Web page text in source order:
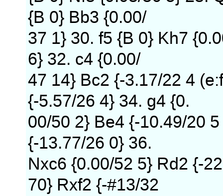
{B 0} Bb3 {0.00/
37 1} 30. f5 {B 0} Kh7
6} 32. c4 {0.00/
47 14} Bc2 {-3.17/22 4
{-5.57/26 4} 34. g4 {0.
00/50 2} Be4 {-10.49/20
{-13.77/26 0} 36.
Nxc6 {0.00/52 5} Rd2 {-
70} Rxf2 {-#13/32